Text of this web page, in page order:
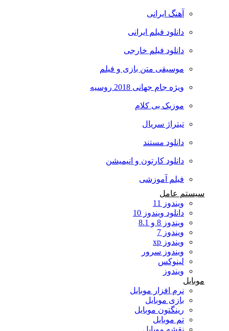
آهنگ ایرانی
دانلود فیلم ایرانی
دانلود فیلم خارجی
موسیقی متن بازی و فیلم
ویژه جام جهانی 2018 روسیه
موزیک بی کلام
تیتراژ سریال
دانلود مستند
دانلود کارتون و انیمیشن
فیلم آموزشی
سیستم عامل
ویندوز 11
دانلود ویندوز 10
ویندوز 8 و 8.1
ویندوز 7
ویندوز xp
ویندوز سرور
لینوکس
ویندوز
موبایل
نرم افزار موبایل
بازی موبایل
رینگتون موبایل
تم موبایل
نقشه موبایل